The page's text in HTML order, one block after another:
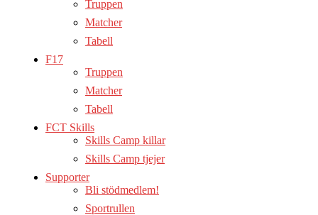
Truppen
Matcher
Tabell
F17
Truppen
Matcher
Tabell
FCT Skills
Skills Camp killar
Skills Camp tjejer
Supporter
Bli stödmedlem!
Sportrullen